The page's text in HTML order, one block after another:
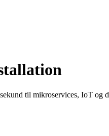
til mikroservices, IoT og